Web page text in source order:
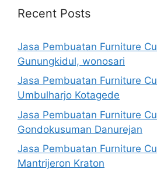
Recent Posts
Jasa Pembuatan Furniture
Gunungkidul, wonosari
Jasa Pembuatan Furniture
Umbulharjo Kotagede
Jasa Pembuatan Furniture
Gondokusuman Danurejan
Jasa Pembuatan Furniture
Mantrijeron Kraton